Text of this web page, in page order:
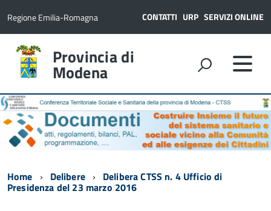
Regione Emilia-Romagna CONTATTI URP SERVIZI ONLINE
Provincia di
Modena
Home Delibere Delibera CTSS n. 4 Ufficio di
Presidenza del 23 marzo 2016